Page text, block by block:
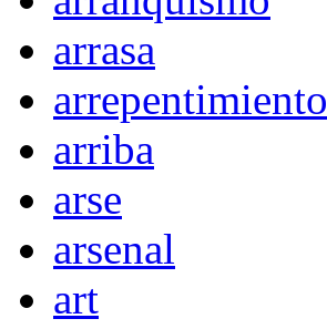
arrasa
arrepentimiento
arriba
arse
arsenal
art